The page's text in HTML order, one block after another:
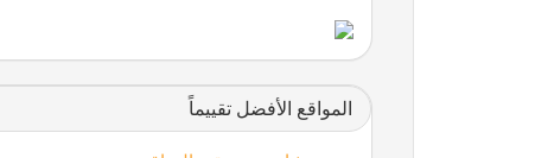
المواقع الأفضل تقييماً